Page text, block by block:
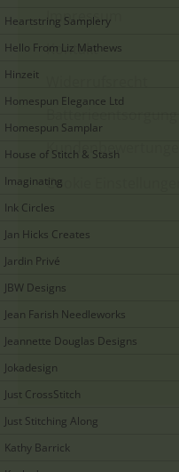
Heartstring Samplery
Hello From Liz Mathews
Hinzeit
Homespun Elegance Ltd
Homespun Samplar
House of Stitch & Stash
Imaginating
Ink Circles
Jan Hicks Creates
Jardin Privé
JBW Designs
Jean Farish Needleworks
Jeannette Douglas Designs
Jokadesign
Just CrossStitch
Just Stitching Along
Kathy Barrick
Impressum
Kontakt
Kundenbewertungen
Cookie Einstellungen